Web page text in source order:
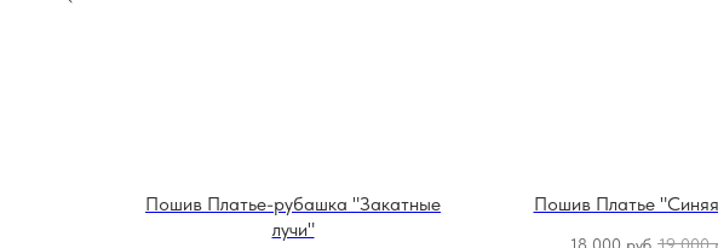
Пошив Платье-рубашка "Закатные
лучи"
Пошив Платье